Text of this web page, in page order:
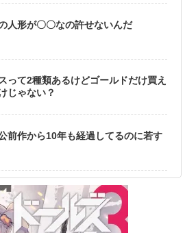
人形が〇〇なの許せないんだ
って2種類あるけどゴールドだけ買え
じゃない？
前作から10年も経過してるのに若す